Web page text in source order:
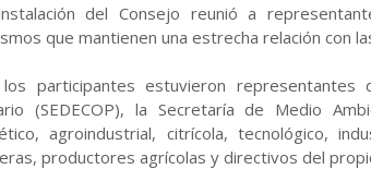
del Consejo reunió a
que mantienen una estrecha relación con
participantes estuvieron
(SEDECOP), la Secretaría de Medio
agroindustrial, citrícola, tecnológico,
productores agrícolas y directivos del